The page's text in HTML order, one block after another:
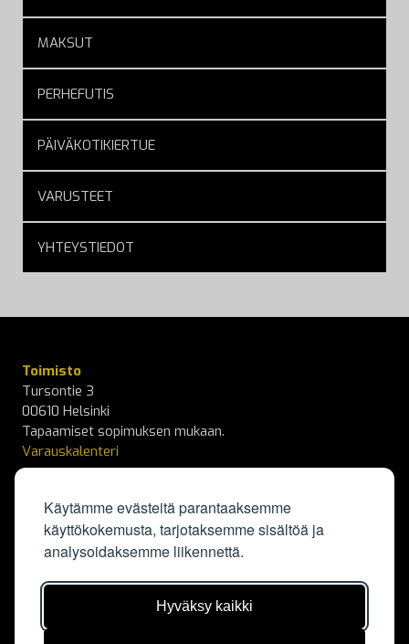
Käytämme evästeitä parantaaksemme
käyttökokemusta, tarjotaksemme sisältöä ja
analysoidaksemme liikennettä.
Hyväksy kaikki
MAKSUT
PERHEFUTIS
PÄIVÄKOTIKIERTUE
VARUSTEET
YHTEYSTIEDOT
Toimisto
Tursontie 3
00610 Helsinki
Tapaamiset sopimuksen mukaan.
Varauskalenteri
KäPa Campus
Elisabeth Kochin tie 3
Kalenteri